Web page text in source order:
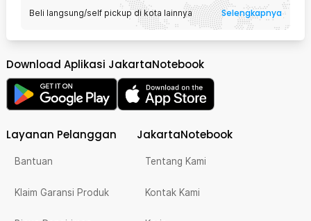
Beli langsung/self pickup di kota lainnya Selengkapnya
Download Aplikasi JakartaNotebook
Layanan Pelanggan
Bantuan
Klaim Garansi Produk
JakartaNotebook
Tentang Kami
Kontak Kami